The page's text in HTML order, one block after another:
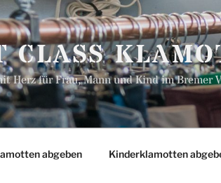
CLASS
Herz für Frau, Mann und Kind im Bremer
abgeben Kinderklamotten